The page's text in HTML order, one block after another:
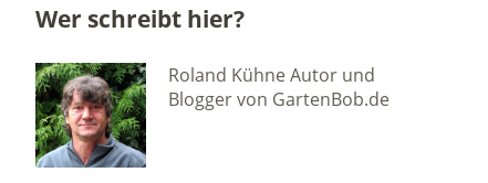
Wer schreibt hier?
Roland Kühne Autor und
Blogger von GartenBob.de